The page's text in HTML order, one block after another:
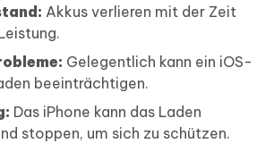
Akkus verlieren mit der Zeit
Gelegentlich kann ein iOS-
beeinträchtigen.
Das iPhone kann das Laden
stoppen, um sich zu schützen.